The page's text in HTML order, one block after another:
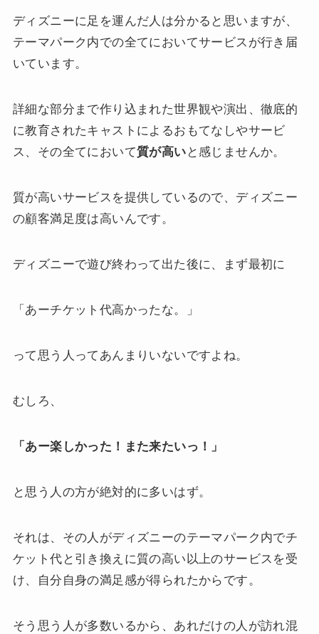
ディズニーに足を運んだ人は分かると思いますが、
テーマパーク内での全てにおいてサービスが行き届
いています。
詳細な部分まで作り込まれた世界観や演出、徹底的
に教育されたキャストによるおもてなしやサービ
ス、その全てにおいて質が高い と感じませんか。
質が高いサービスを提供しているので、ディズニー
の顧客満足度は高いんです。
ディズニーで遊び終わって出た後に、まず最初に
「あーチケット代高かったな。」
って思う人ってあんまりいないですよね。
むしろ、
「あー楽しかった！また来たいっ！」
と思う人の方が絶対的に多いはず。
それは、その人がディズニーのテーマパーク内でチ
ケット代と引き換えに質の高い以上のサービスを受
け、自分自身の満足感が得られたからです。
そう思う人が多数いるから、あれだけの人が訪れ混